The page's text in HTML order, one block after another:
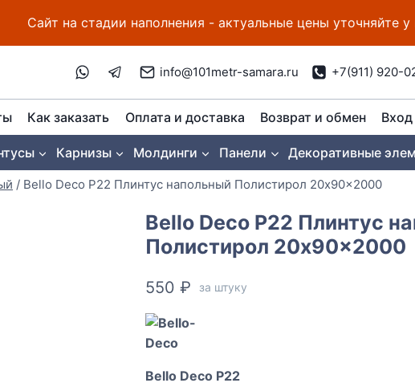
Сайт на стадии наполнения - актуальные цены уточняйте
info@101metr-samara.ru +7(911) 920-
Как заказать Оплата и доставка Возврат и обмен
Карнизы Молдинги Панели Декоративные
/ Bello Deco P22 Плинтус напольный Полистирол 20x90x2000
Bello Deco P22 Плинтус
Полистирол 20x90x2000
550 ₽ за штуку
Bello Deco P22